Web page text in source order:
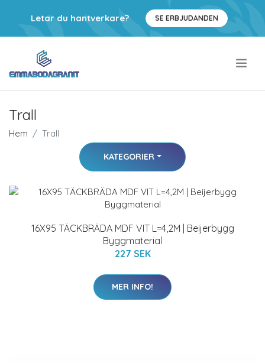
Letar du hantverkare? SE ERBJUDANDEN
Trall
Hem Trall
KATEGORIER
16X95 TÄCKBRÄDA MDF VIT L=4,2M | Beijerbygg
Byggmaterial
227 SEK
MER INFO!